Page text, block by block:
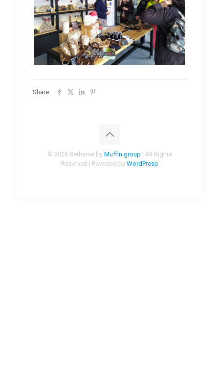
Share
© 2026 Betheme by Muffin group | All Rights
Reserved | Powered by WordPress